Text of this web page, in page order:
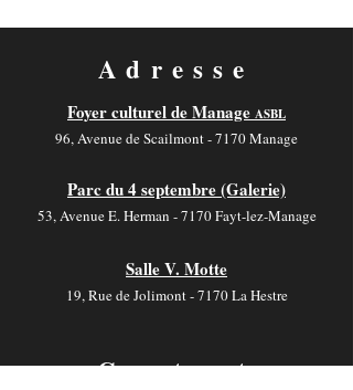
Adresse
Foyer culturel de Manage ASBL
96, Avenue de Scailmont - 7170 Manage
Parc du 4 septembre (Galerie)
53, Avenue E. Herman - 7170 Fayt-lez-Manage
Salle V. Motte
19, Rue de Jolimont - 7170 La Hestre
Contact